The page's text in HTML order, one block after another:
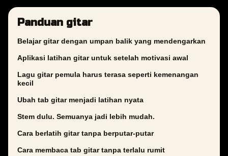
Panduan gitar
Belajar gitar dengan umpan balik yang mendengarkan
Aplikasi latihan gitar untuk setelah motivasi awal
Lagu gitar pemula harus terasa seperti kemenangan
kecil
Ubah tab gitar menjadi latihan nyata
Stem dulu. Semuanya jadi lebih mudah.
Cara berlatih gitar tanpa berputar-putar
Cara membaca tab gitar tanpa terlalu rumit